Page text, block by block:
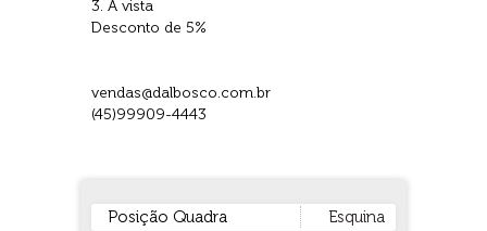
3. A vista
Desconto de 5%
vendas@dalbosco.com.br
(45)99909-4443
Posição Quadra
Esquina